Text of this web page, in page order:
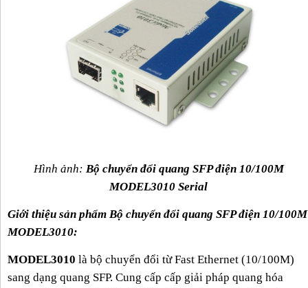
Hình ảnh: Bộ chuyển đổi quang SFP điện 10/100M
MODEL3010 Serial
Giới thiệu sản phẩm Bộ chuyển đổi quang SFP điện 10/100M
MODEL3010:
MODEL3010 là bộ chuyển đổi từ Fast Ethernet (10/100M)
sang dạng quang SFP. Cung cấp cấp giải pháp quang hóa